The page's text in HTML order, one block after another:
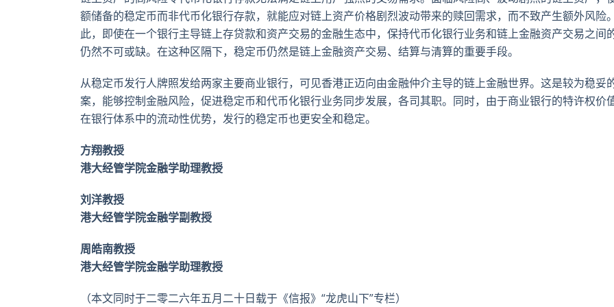
额储备的稳定币而非代币化银行存款，就能应对链上资产价格剧烈波动带来的赎回需求，而不致产生额外风险
此，即使在一个银行主导链上存贷款和资产交易的金融生态中，保持代币化银行业务和链上金融资产交易之间
仍然不可或缺。在这种区隔下，稳定币仍然是链上金融资产交易、结算与清算的重要手段。
从稳定币发行人牌照发给两家主要商业银行，可见香港正迈向由金融仲介主导的链上金融世界。这是较为稳妥
案，能够控制金融风险，促进稳定币和代币化银行业务同步发展，各司其职。同时，由于商业银行的特许权价
在银行体系中的流动性优势，发行的稳定币也更安全和稳定。
方翔教授
港大经管学院金融学助理教授
刘洋教授
港大经管学院金融学副教授
周皓南教授
港大经管学院金融学助理教授
（本文同时于二零二六年五月二十日载于《信报》“龙虎山下”专栏）